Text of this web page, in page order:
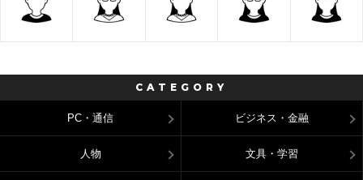
CATEGORY
PC・通信 ビジネス・金融
人物 文具・学習